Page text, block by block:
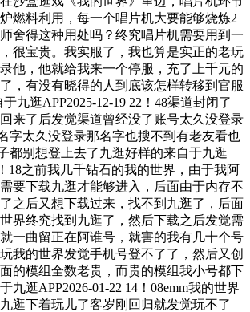
燃料利用，每一个唱片机大要能够烧炼2
舍得这种用处吗？终究唱片机需要用到一
很宝贵。我实服了，我也算是实正的老玩
他，他就给我来一个停服，充了上千元的
，有没有晓得的人到底该怎样转移到官服
于九逛APP2025-12-19 22！48渠道封闭了
来了后发觉渠道曾经没了账号太久没登录
字太久没登录那名字也搜不到有老友看也
都别想登上去了九逛好样的来自于九逛
18之前我几千钻石的我的世界，由于我阿
要下载九逛才能够进入，后面由于内存不
之后又想下载过来，找不到九逛了，后面
界终究找到九逛了，然后下载之后发觉需
一曲留正在阿谁号，就害的我有几十个号
我的世界发觉手机号登不了了，然后又创
的模组全数老贵，而贵的模组我小号都下
九逛APP2026-01-22 14！08emm我的世界
逛下着玩儿了客岁刚回归就发觉玩不了